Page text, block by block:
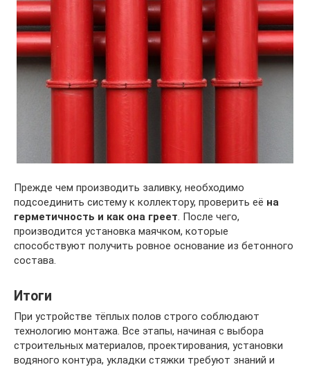
Прежде чем производить заливку, необходимо
подсоединить систему к коллектору, проверить её на
герметичность и как она греет. После чего,
производится установка маячком, которые
способствуют получить ровное основание из бетонного
состава.
Итоги
При устройстве тёплых полов строго соблюдают
технологию монтажа. Все этапы, начиная с выбора
строительных материалов, проектирования, установки
водяного контура, укладки стяжки требуют знаний и